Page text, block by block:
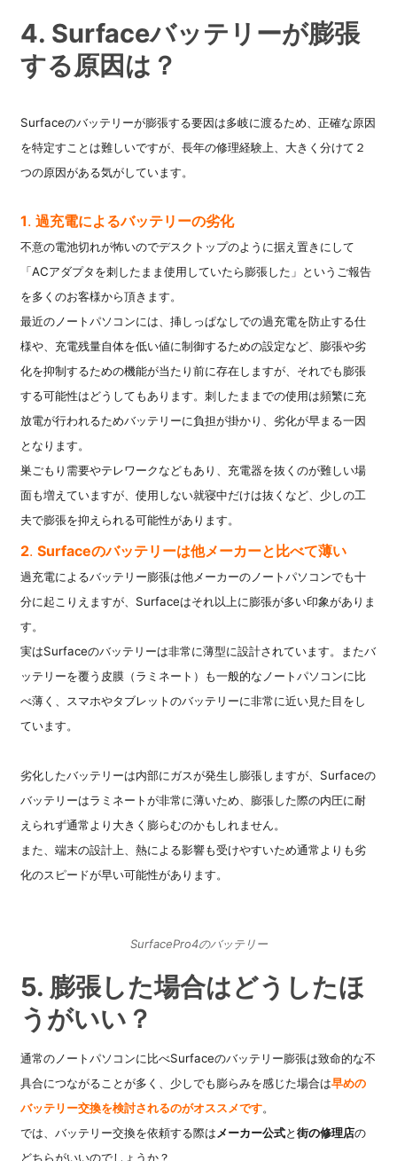
4. Surfaceバッテリーが膨張
する原因は？
Surfaceのバッテリーが膨張する要因は多岐に渡るため、正確な原因
を特定すことは難しいですが、長年の修理経験上、大きく分けて２
つの原因がある気がしています。
1.過充電によるバッテリーの劣化
不意の電池切れが怖いのでデスクトップのように据え置きにして
「ACアダプタを刺したまま使用していたら膨張した」というご報告
を多くのお客様から頂きます。
最近のノートパソコンには、挿しっぱなしでの過充電を防止する仕
様や、充電残量自体を低い値に制御するための設定など、膨張や劣
化を抑制するための機能が当たり前に存在しますが、それでも膨張
する可能性はどうしてもあります。刺したままでの使用は頻繁に充
放電が行われるためバッテリーに負担が掛かり、劣化が早まる一因
となります。
巣ごもり需要やテレワークなどもあり、 充電器を抜くのが難しい場
面も増えていますが、使用しない就寝中だけは抜くなど、少しの工
夫で膨張を抑えられる可能性があります。
2.Surfaceのバッテリーは他メーカーと比べて薄い
過充電によるバッテリー膨張は他メーカーのノートパソコンでも十
分に起こりえますが、Surfaceはそれ以上に膨張が多い印象がありま
す。
実はSurfaceのバッテリーは非常に薄型に設計されています。またバ
ッテリーを覆う皮膜（ラミネート）も一般的なノートパソコンに比
べ薄く、スマホやタブレットのバッテリーに非常に近い見た目をし
ています。
劣化したバッテリーは内部にガスが発生し膨張しますが、Surfaceの
バッテリーはラミネートが非常に薄いため、膨張した際の内圧に耐
えられず通常より大きく膨らむのかもしれません。
また、端末の設計上、熱による影響も受けやすいため通常よりも劣
化のスピードが早い可能性があります。
SurfacePro4のバッテリー
5. 膨張した場合はどうしたほ
うがいい？
通常のノートパソコンに比べSurfaceのバッテリー膨張は致命的な不
具合につながることが多く、少しでも膨らみを感じた場合は早めの
バッテリー交換を検討されるのがオススメです。
では、バッテリー交換を依頼する際は メーカー公式と街の修理店の
どちらがいいのでしょうか？